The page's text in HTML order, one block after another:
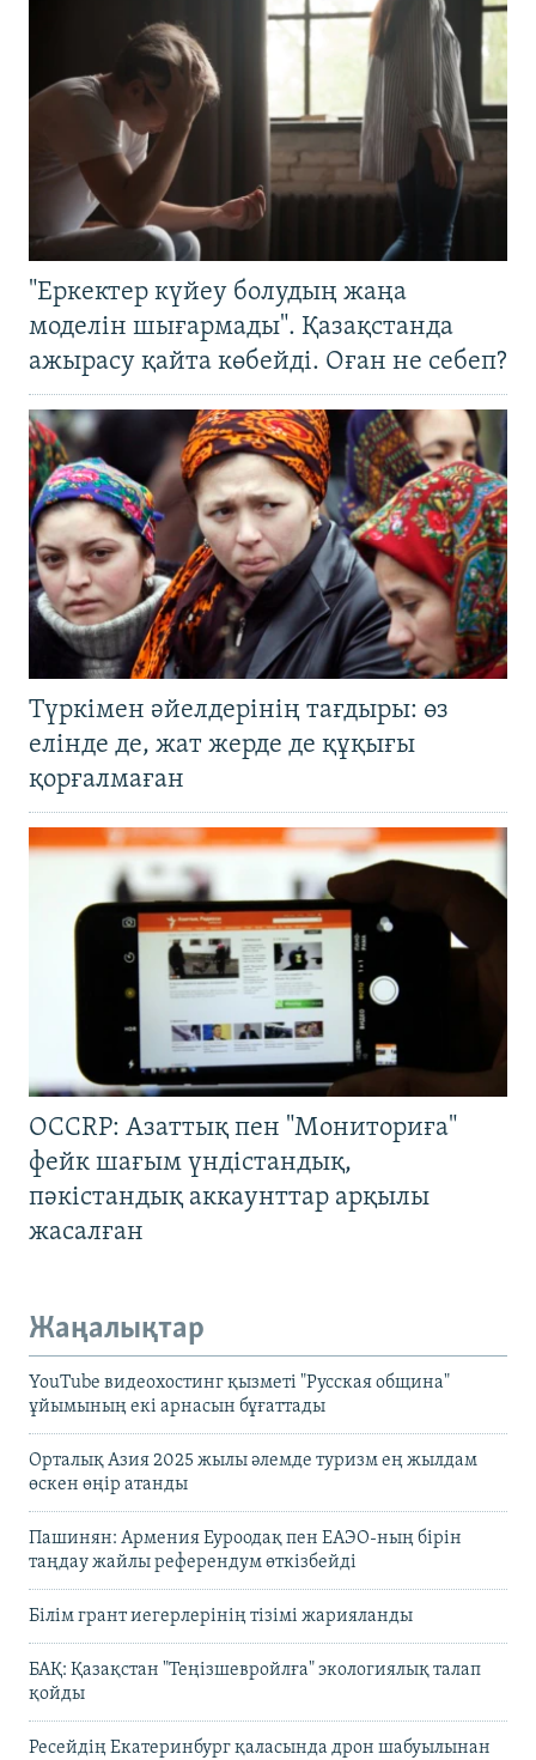
"Еркектер күйеу болудың жаңа
моделін шығармады". Қазақстанда
ажырасу қайта көбейді. Оған не себеп?
Түркімен әйелдерінің тағдыры: өз
елінде де, жат жерде де құқығы
қорғалмаған
OCCRP: Азаттық пен "Мониториға"
фейк шағым үндістандық,
пәкістандық аккаунттар арқылы
жасалған
Жаңалықтар
YouTube видеохостинг қызметі "Русская община"
ұйымының екі арнасын бұғаттады
Орталық Азия 2025 жылы әлемде туризм ең жылдам
өскен өңір атанды
Пашинян: Армения Еуроодақ пен ЕАЭО-ның бірін
таңдау жайлы референдум өткізбейді
Білім грант иегерлерінің тізімі жарияланды
БАҚ: Қазақстан "Теңізшевройлға" экологиялық талап
қойды
Ресейдің Екатеринбург қаласында дрон шабуылынан